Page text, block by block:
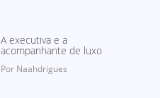
A executiva e a
acompanhante de luxo
Por Naahdrigues